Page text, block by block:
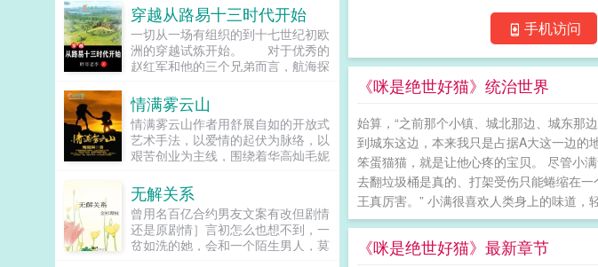
中二小孩。认
张猫猫的照片
去拿小猫，却
年一脸理所当然
手机访问
《咪是绝世好猫》统治世界
始算，“之前那个小镇、城北那边、城东那
到城东这边，本来我只是占据A大这一边的
笨蛋猫猫，就是让他心疼的宝贝。 尽管小
去翻垃圾桶是真的、打架受伤只能蜷缩在
王真厉害。” 小满很喜欢人类身上的味道，
《咪是绝世好猫》最新章节
归化为一，却将精兵对准燕国。强破
宫门之日，未杀一名俘虏，未夺半只
鸡犬。燕王端坐，临视睥睨，不怒而
自威。二人对上视线，促狭中带着几
微眯，仍循着旧日称呼，质问声凛
冽，吾儿，如今可要杀了寡人？秦诏
俯身，骤然折膝跪了下去往日隐忍换
作桀骜，锋锐眉眼经年淬炼，越发显
得狠厉，但唇角柔情却化作了一抹
冠霞帔，金银珠玉贯满箱，另有玺印
一枚，权作信礼。儿臣秦诏笑的璀
璨，忽又改了口，朕，是来迎娶您回
家的。前期日常卖惨求宠博取父王怜
爱的质子攻x每天外冷内热宠溺带娃
穿越从路易十三时代开始
一切从一场有组织的到十七世纪初欧
洲的穿越试炼开始。 对于优秀的
赵红军和他的三个兄弟而言，航海探
前提是通过五百名额的试炼…...
情满雾云山
情满雾云山作者用舒展自如的开放式
艺术手法，以爱情的起伏为脉络，以
艰苦创业为主线，围绕着华高灿毛妮
文彬梁仕达丁...
无解关系
曾用名百亿合约男友文案有改但剧情
还是原剧情］言初怎么也想不到，一
贫如洗的她，会和一个陌生男人，莫